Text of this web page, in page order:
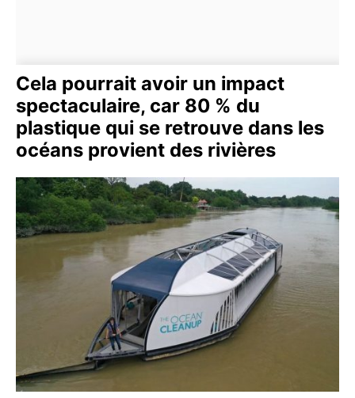
Cela pourrait avoir un impact
spectaculaire, car 80 % du
plastique qui se retrouve dans les
océans provient des rivières